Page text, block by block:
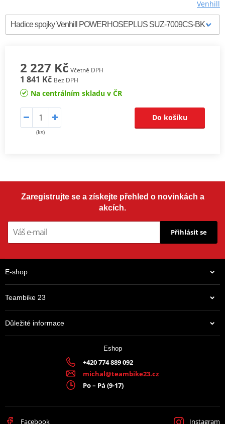
Venhill
2 227 Kč Včetně DPH
1 841 Kč Bez DPH
Na centrálním skladu v ČR
(ks)
Do košíku
Zaregistrujte se a získejte přehled o novinkách a
akcích.
Přihlásit se
E-shop
Teambike 23
Důležité informace
Eshop
+420 774 889 092
michal@teambike23.cz
Po – Pá (9-17)
Facebook Instagram